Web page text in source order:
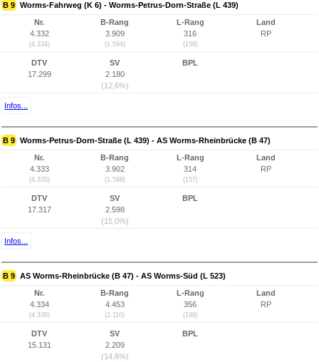
B 9 Worms-Fahrweg (K 6) - Worms-Petrus-Dorn-Straße (L 439)
Nr.
4.332
(4.334)
B-Rang
3.909
(1.594)
L-Rang
316
(159)
Land
RP
DTV
17.299
SV
2.180
(12,6%)
BPL
Infos...
B 9 Worms-Petrus-Dorn-Straße (L 439) - AS Worms-Rheinbrücke (B 47)
Nr.
4.333
(4.335)
B-Rang
3.902
(1.588)
L-Rang
314
(157)
Land
RP
DTV
17.317
SV
2.598
(15,0%)
BPL
Infos...
B 9 AS Worms-Rheinbrücke (B 47) - AS Worms-Süd (L 523)
Nr.
4.334
(4.336)
B-Rang
4.453
(2.110)
L-Rang
356
(198)
Land
RP
DTV
15.131
SV
2.209
(14,6%)
BPL